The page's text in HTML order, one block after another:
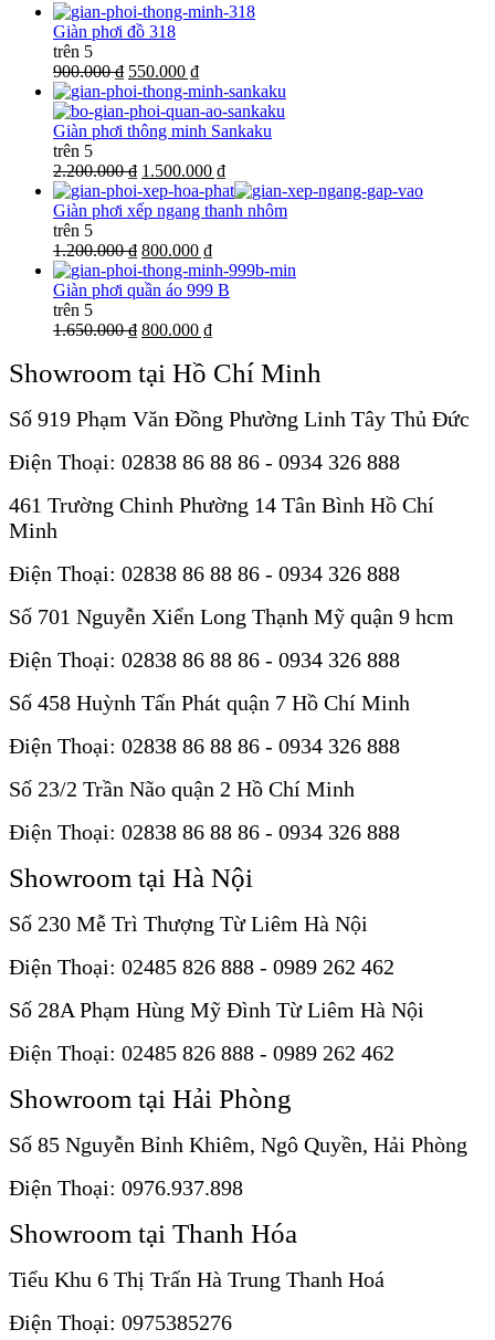
Giàn phơi đồ 318
trên 5
900.000 ₫ 550.000 ₫
Giàn phơi thông minh Sankaku
trên 5
2.200.000 ₫ 1.500.000 ₫
Giàn phơi xếp ngang thanh nhôm
trên 5
1.200.000 ₫ 800.000 ₫
Giàn phơi quần áo 999 B
trên 5
1.650.000 ₫ 800.000 ₫
Showroom tại Hồ Chí Minh
Số 919 Phạm Văn Đồng Phường Linh Tây Thủ Đức
Điện Thoại: 02838 86 88 86 - 0934 326 888
461 Trường Chinh Phường 14 Tân Bình Hồ Chí
Minh
Điện Thoại: 02838 86 88 86 - 0934 326 888
Số 701 Nguyễn Xiển Long Thạnh Mỹ quận 9 hcm
Điện Thoại: 02838 86 88 86 - 0934 326 888
Số 458 Huỳnh Tấn Phát quận 7 Hồ Chí Minh
Điện Thoại: 02838 86 88 86 - 0934 326 888
Số 23/2 Trần Não quận 2 Hồ Chí Minh
Điện Thoại: 02838 86 88 86 - 0934 326 888
Showroom tại Hà Nội
Số 230 Mễ Trì Thượng Từ Liêm Hà Nội
Điện Thoại: 02485 826 888 - 0989 262 462
Số 28A Phạm Hùng Mỹ Đình Từ Liêm Hà Nội
Điện Thoại: 02485 826 888 - 0989 262 462
Showroom tại Hải Phòng
Số 85 Nguyễn Bỉnh Khiêm, Ngô Quyền, Hải Phòng
Điện Thoại: 0976.937.898
Showroom tại Thanh Hóa
Tiểu Khu 6 Thị Trấn Hà Trung Thanh Hoá
Điện Thoại: 0975385276